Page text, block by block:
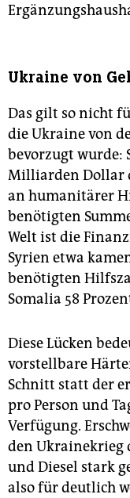
Ukraine von
Das gilt so nicht
die Ukraine von
bevorzugt wurde:
Milliarden Dollar
an humanitärer
benötigten
Welt ist die
Syrien etwa
benötigten
Somalia 58
Diese Lücken
vorstellbare
Schnitt statt der
pro Person und
Verfügung.
den Ukrainekrieg
und Diesel stark
also für deutlich